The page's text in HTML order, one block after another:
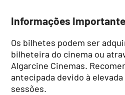
Informações
Os bilhetes podem ser
bilheteira do cinema ou
Algarcine Cinemas.
antecipada devido à
sessões.